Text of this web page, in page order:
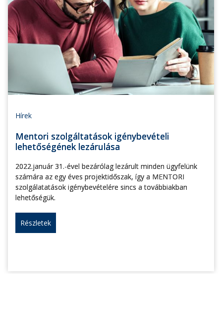
Hírek
Mentori szolgáltatások igénybevételi
lehetőségének lezárulása
2022.január 31.-ével bezárólag lezárult minden ügyfelünk
számára az egy éves projektidőszak, így a MENTORI
szolgálatatások igénybevételére sincs a továbbiakban
lehetőségük.
Részletek